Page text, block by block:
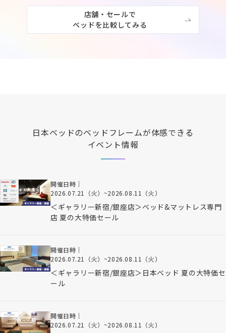
店舗・セールで
ベッドを比較してみる
日本ベッドのベッドフレームが体感できる
イベント情報
開催日時｜
2026.07.21（火） ~2026.08.11（火）
＜ギャラリー新宿/銀座店＞ベッド&マットレス専門
店 夏の大特価セール
開催日時｜
2026.07.21（火） ~2026.08.11（火）
＜ギャラリー新宿/銀座店＞日本ベッド 夏の大特価セ
ール
開催日時｜
2026.07.21（火） ~2026.08.11（火）